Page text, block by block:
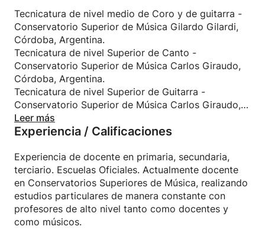
docente.
Tecnicatura de nivel medio de Coro y de guitarra -
Conservatorio Superior de Música Gilardo Gilardi,
Córdoba, Argentina.
Tecnicatura de nivel Superior de Canto -
Conservatorio Superior de Música Carlos Giraudo,
Córdoba, Argentina.
Tecnicatura de nivel Superior de Guitarra -
Conservatorio Superior de Música Carlos Giraudo,
Córdoba, Argentina.
Leer más
Experiencia / Calificaciones
Experiencia de docente en primaria, secundaria,
terciario. Escuelas Oficiales. Actualmente docente
en Conservatorios Superiores de Música, realizando
estudios particulares de manera constante con
profesores de alto nivel tanto como docentes y
como músicos.